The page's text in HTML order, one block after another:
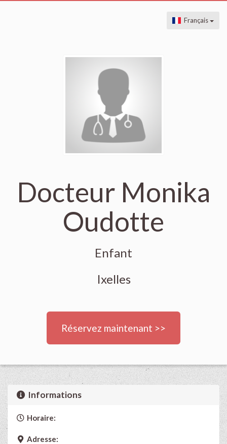
Français
Docteur Monika
Oudotte
Enfant
Ixelles
Réservez maintenant >>
Informations
Horaire:
Adresse: